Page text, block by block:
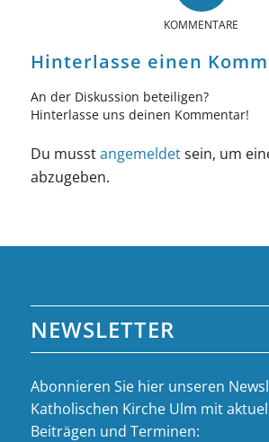
KOMMENTARE
Hinterlasse einen
An der Diskussion beteiligen?
Hinterlasse uns deinen Kommentar!
Du musstangemeldetsein, um
abzugeben.
NEWSLETTER
Abonnieren Sie hier unseren
Katholischen Kirche Ulm mit
Beiträgen und Terminen: